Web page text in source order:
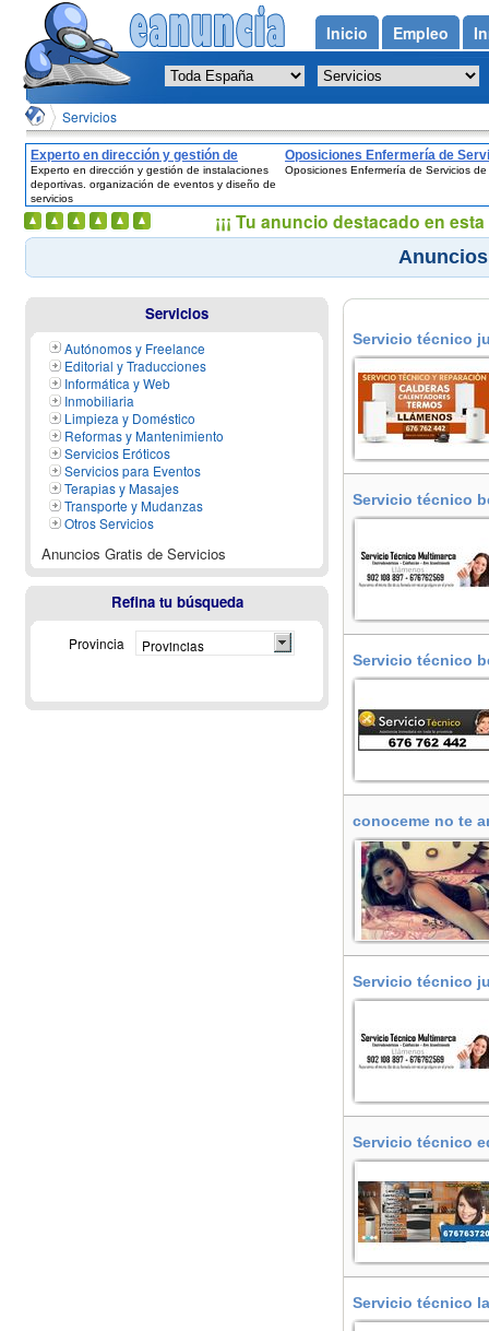
Servicios
Experto en dirección y gestión de
instalaciones deportivas. organización
de eventos y diseño de servicios
Experto en dirección y gestión de instalaciones
deportivas. organización de eventos y diseño de
servicios
Oposiciones Enfermería de
de Salud
Oposiciones Enfermería de Servicios
Servicio técnico
Servicio técnico
Servicio técnico
conoceme no te
Servicio técnico
Servicio técnico
Vallès
Servicio técnico
del Vallès
Servicios
Autónomos y Freelance
Editorial y Traducciones
Informática y Web
Inmobiliaria
Limpieza y Doméstico
Reformas y Mantenimiento
Servicios Eróticos
Servicios para Eventos
Terapias y Masajes
Transporte y Mudanzas
Otros Servicios
Anuncios Gratis de Servicios
Refina tu búsqueda
Provincia Provincias
Inicio Empleo
¡¡¡ Tu anuncio destacado en